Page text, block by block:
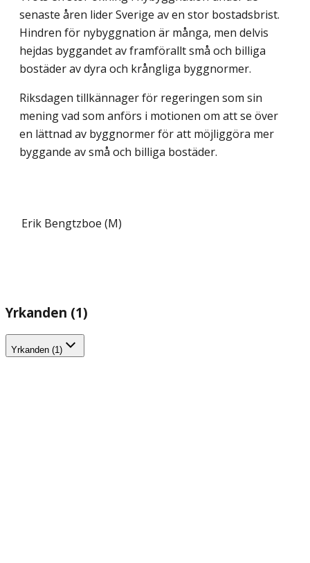
senaste åren lider Sverige av en stor bostadsbrist.
Hindren för nybyggnation är många, men delvis
hejdas byggandet av framförallt små och billiga
bostäder av dyra och krångliga byggnormer.
Riksdagen tillkännager för regeringen som sin
mening vad som anförs i motionen om att se över
en lättnad av byggnormer för att möjliggöra mer
byggande av små och billiga bostäder.
Erik Bengtzboe (M)
Yrkanden (1)
Yrkanden (1)